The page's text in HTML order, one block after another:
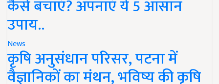
कैसे बचाएं? अपनाएं ये 5 आसान
उपाय..
News
कृषि अनुसंधान परिसर, पटना में
वैज्ञानिकों का मंथन, भविष्य की कृषि